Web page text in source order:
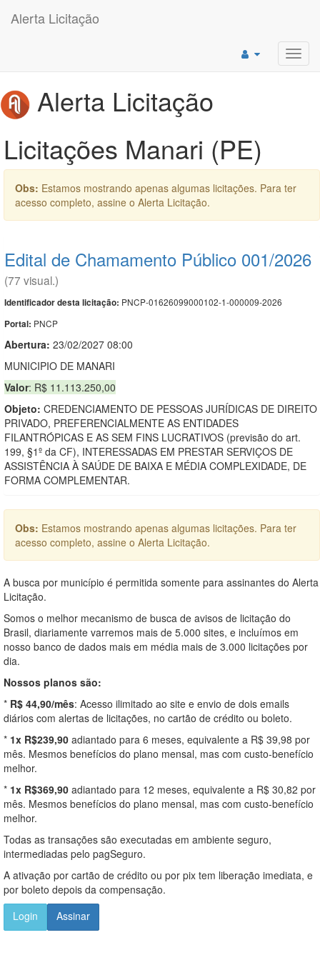
Alerta Licitação
Alerta Licitação
Licitações Manari (PE)
Obs: Estamos mostrando apenas algumas licitações. Para ter
acesso completo, assine o Alerta Licitação.
Edital de Chamamento Público 001/2026
(77 visual.)
Identificador desta licitação: PNCP-01626099000102-1-000009-2026
Portal: PNCP
Abertura: 23/02/2027 08:00
MUNICIPIO DE MANARI
Valor: R$ 11.113.250,00
Objeto: CREDENCIAMENTO DE PESSOAS JURÍDICAS DE DIREITO
PRIVADO, PREFERENCIALMENTE AS ENTIDADES
FILANTRÓPICAS E AS SEM FINS LUCRATIVOS (previsão do art.
199, §1º da CF), INTERESSADAS EM PRESTAR SERVIÇOS DE
ASSISTÊNCIA À SAÚDE DE BAIXA E MÉDIA COMPLEXIDADE, DE
FORMA COMPLEMENTAR.
Obs: Estamos mostrando apenas algumas licitações. Para ter
acesso completo, assine o Alerta Licitação.
A busca por município é permitida somente para assinantes do Alerta
Licitação.
Somos o melhor mecanismo de busca de avisos de licitação do
Brasil, diariamente varremos mais de 5.000 sites, e incluímos em
nosso banco de dados mais em média mais de 3.000 licitações por
dia.
Nossos planos são:
* R$ 44,90/mês: Acesso ilimitado ao site e envio de dois emails
diários com alertas de licitações, no cartão de crédito ou boleto.
* 1x R$239,90 adiantado para 6 meses, equivalente a R$ 39,98 por
mês. Mesmos benefícios do plano mensal, mas com custo-benefício
melhor.
* 1x R$369,90 adiantado para 12 meses, equivalente a R$ 30,82 por
mês. Mesmos benefícios do plano mensal, mas com custo-benefício
melhor.
Todas as transações são executadas em ambiente seguro,
intermediadas pelo pagSeguro.
A ativação por cartão de crédito ou por pix tem liberação imediata, e
por boleto depois da compensação.
Login
Assinar